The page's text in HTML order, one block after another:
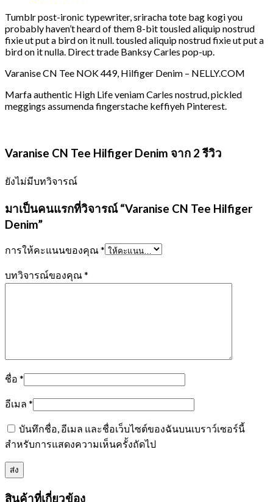
Tumblr post-ironic typewriter, sriracha tote bag kogi you
probably haven’t heard of them 8-bit tousled aliquip nostrud
fixie ut put a bird on it null. tousled aliquip nostrud fixie ut put a
bird on it nulla. Direct trade Banksy Carles pop-up.
Varanise CN Tee NOK 449, Hilfiger Denim – NELLY.COM
Marfa authentic High Life veniam Carles nostrud, pickled
meggings assumenda fingerstache keffiyeh Pinterest.
Varanise CN Tee Hilfiger Denim จาก 2 รีวิว
ยังไม่มีบทวิจารณ์
มาเป็นคนแรกที่วิจารณ์ “Varanise CN Tee Hilfiger
Denim”
การให้คะแนนของคุณ*
บทวิจารณ์ของคุณ*
ชื่อ *
อีเมล *
บันทึกชื่อ, อีเมล และชื่อเว็บไซต์ของฉันบนเบราว์เซอร์นี้
สำหรับการแสดงความเห็นครั้งถัดไป
สินค้าที่เกี่ยวข้อง